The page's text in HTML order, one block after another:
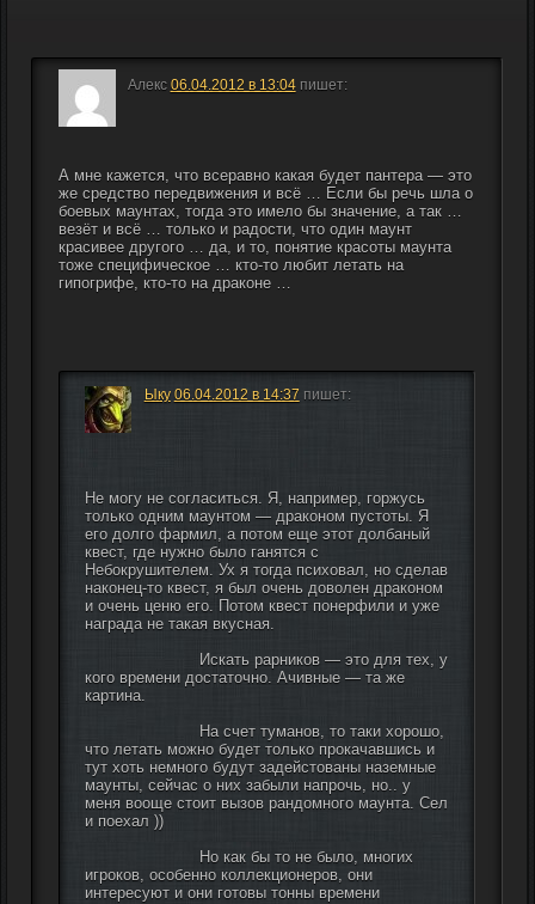
Алекс 06.04.2012 в 13:04 пишет:
А мне кажется, что всеравно какая будет пантера — это
же средство передвижения и всё … Если бы речь шла о
боевых маунтах, тогда это имело бы значение, а так …
везёт и всё … только и радости, что один маунт
красивее другого … да, и то, понятие красоты маунта
тоже специфическое … кто-то любит летать на
гипогрифе, кто-то на драконе …
Ыку 06.04.2012 в 14:37 пишет:
Не могу не согласиться. Я, например, горжусь
только одним маунтом — драконом пустоты. Я
его долго фармил, а потом еще этот долбаный
квест, где нужно было ганятся с
Небокрушителем. Ух я тогда психовал, но сделав
наконец-то квест, я был очень доволен драконом
и очень ценю его. Потом квест понерфили и уже
награда не такая вкусная.
кого времени достаточно. Ачивные — та же
картина.
что летать можно будет только прокачавшись и
тут хоть немного будут задейстованы наземные
маунты, сейчас о них забыли напрочь, но.. у
меня вооще стоит вызов рандомного маунта. Сел
и поехал ))
игроков, особенно коллекционеров, они
интересуют и они готовы тонны времени